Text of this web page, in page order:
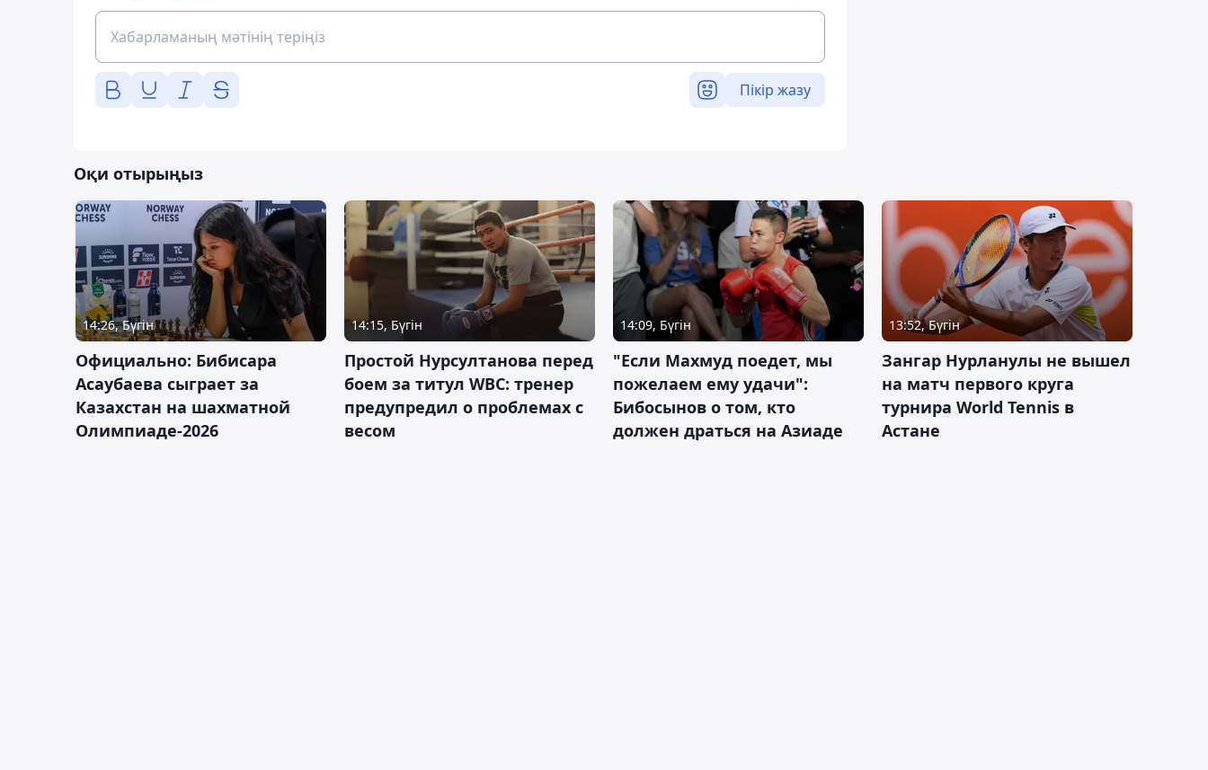
Пікір жазу
Оқи отырыңыз
14:26, Бүгін
Официально: Бибисара
Асаубаева сыграет за
Казахстан на шахматной
Олимпиаде-2026
14:15, Бүгін
Простой Нурсултанова перед
боем за титул WBC: тренер
предупредил о проблемах с
весом
14:09, Бүгін
"Если Махмуд поедет, мы
пожелаем ему удачи":
Бибосынов о том, кто
должен драться на Азиаде
13:52, Бүгін
Зангар Нурланулы не вышел
на матч первого круга
турнира World Tennis в
Астане